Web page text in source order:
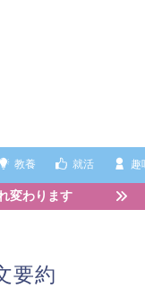
教養 就活 趣
変わります
要約